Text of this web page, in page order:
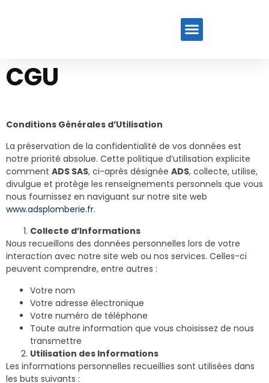
CGU
Conditions Générales d’Utilisation
La préservation de la confidentialité de vos données est
notre priorité absolue. Cette politique d’utilisation explicite
comment ADS SAS, ci-après désignée ADS, collecte, utilise,
divulgue et protège les renseignements personnels que vous
nous fournissez en naviguant sur notre site web
www.adsplomberie.fr.
Collecte d’Informations
Nous recueillons des données personnelles lors de votre
interaction avec notre site web ou nos services. Celles-ci
peuvent comprendre, entre autres :
Votre nom
Votre adresse électronique
Votre numéro de téléphone
Toute autre information que vous choisissez de nous
transmettre
Utilisation des Informations
Les informations personnelles recueillies sont utilisées dans
les buts suivants :